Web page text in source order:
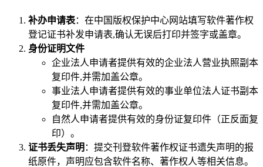
补办申请表：在中国版权保护中心网站填写软件著作权
登记证书补发申请表,确认无误后打印并签字或盖章。
身份证明文件
企业法人申请者提供有效的企业法人营业执照副本
复印件,并需加盖公章。
事业法人申请者提供有效的事业单位法人证书副本
复印件,并需加盖公章。
自然人申请者提供有效的身份证复印件（正反面复
印）。
证书丢失声明 ：提交刊登软件著作权证书遗失声明的报
纸原件，声明应包含软件名称、著作权人等相关信息。